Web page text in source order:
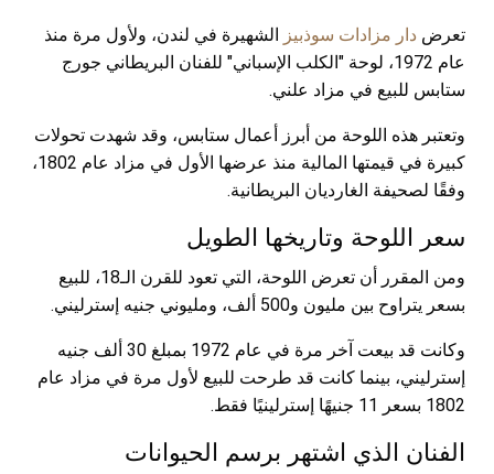
تعرض دار مزادات سوذبيز
الشهيرة في لندن، ولأول مرة منذ
عام 1972، لوحة "الكلب الإسباني" للفنان البريطاني جورج
ستابس للبيع في مزاد علني.
وتعتبر هذه اللوحة من أبرز أعمال ستابس، وقد شهدت تحولات
كبيرة في قيمتها المالية منذ عرضها الأول في مزاد عام 1802،
وفقًا لصحيفة الغارديان البريطانية.
سعر اللوحة وتاريخها الطويل
ومن المقرر أن تعرض اللوحة، التي تعود للقرن الـ18، للبيع
بسعر يتراوح بين مليون و500 ألف، ومليوني جنيه إسترليني.
وكانت قد بيعت آخر مرة في عام 1972 بمبلغ 30 ألف جنيه
إسترليني، بينما كانت قد طرحت للبيع لأول مرة في مزاد عام
1802 بسعر 11 جنيهًا إسترلينيًا فقط.
الفنان الذي اشتهر برسم الحيوانات